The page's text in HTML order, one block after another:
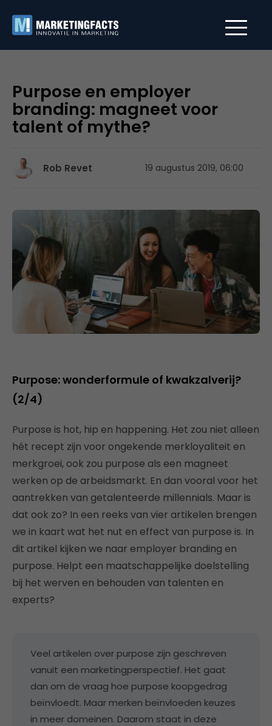
Purpose en employer
branding: magneet voor
talent of mythe?
Rob Revet 19 augustus 2019, 06:00
Purpose: wonderformule of kwakzalverij?
(2/4)
Purpose is hot, hip en happening. Het zou niet alleen
hét recept zijn voor ongekende merkloyaliteit en
merkgroei, ook zou purpose als een magneet
werken op de arbeidsmarkt. En dan vooral voor het
aantrekken van getalenteerde millennials. Maar is
dat ook zo? In een reeks van vier artikelen brengen
we in kaart wat het nut en effect van purpose is. In
dit artikel kijken we naar employer branding en
purpose. Helpt een maatschappelijke doelstelling
bij het werven en behouden van talenten en
experts?
Veel artikelen over purpose zijn geschreven
vanuit een marketingperspectief. Het gaat
dan om de vraag hoe purpose koopgedrag
beïnvloedt. Maar merken beïnvloeden keuzes
in meer domeinen. Daarom staat in deze